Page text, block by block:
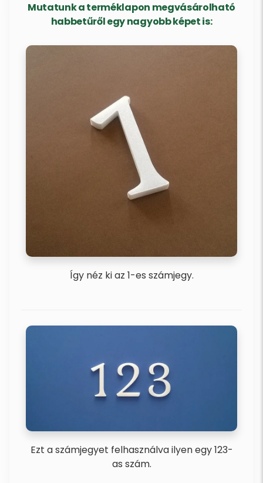
Mutatunk a terméklapon megvásárolható
habbetűről egy nagyobb képet is:
Így néz ki az 1-es számjegy.
Ezt a számjegyet felhasználva ilyen egy 123-
as szám.